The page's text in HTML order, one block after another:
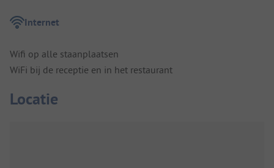
Internet
Wifi op alle staanplaatsen
WiFi bij de receptie en in het restaurant
Locatie